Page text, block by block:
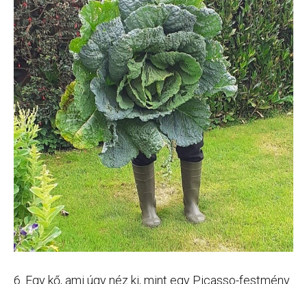
6. Egy kő, ami úgy néz ki, mint egy Picasso-festmény